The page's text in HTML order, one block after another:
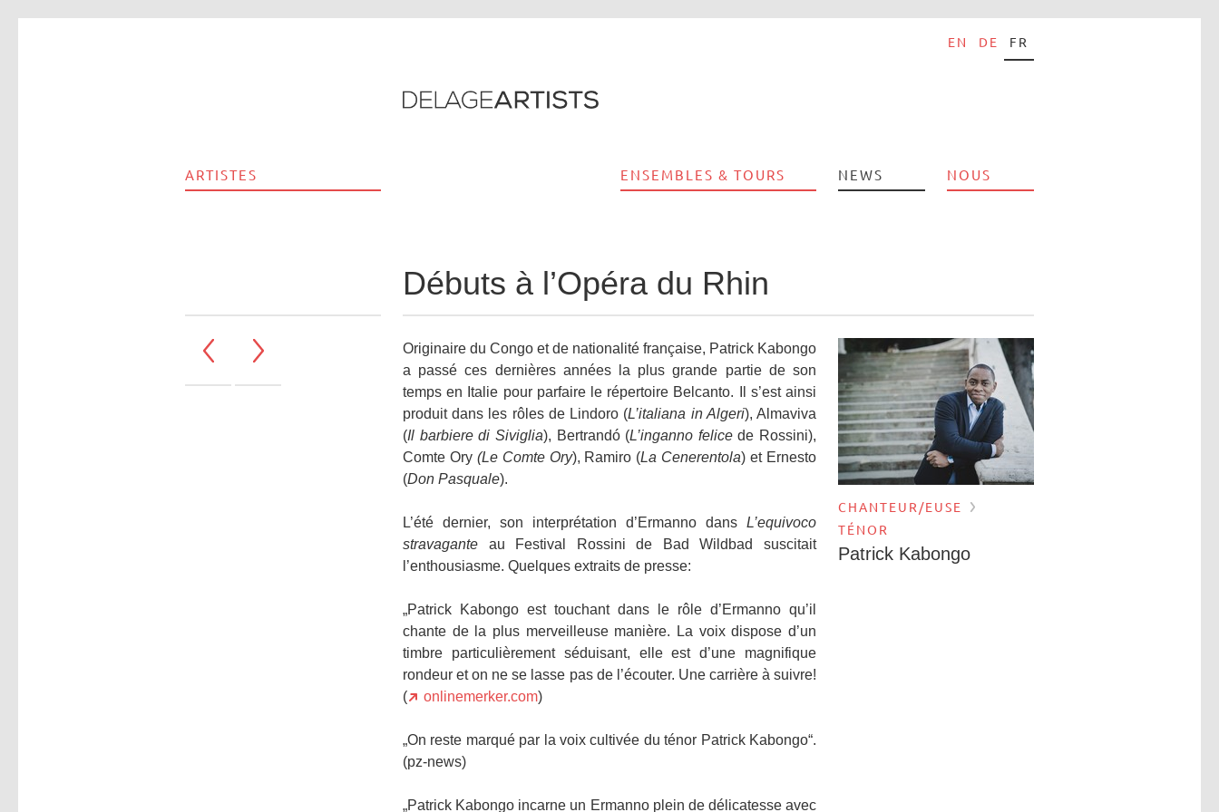
EN DE FR
ARTISTES ENSEMBLES & TOURS NEWS NOUS
Débuts à l’Opéra du Rhin
Originaire du Congo et de nationalité française, Patrick Kabongo
a passé ces dernières années la plus grande partie de son
temps en Italie pour parfaire le répertoire Belcanto. Il s’est ainsi
produit dans les rôles de Lindoro (L’italiana in Algeri), Almaviva
(Il barbiere di Siviglia), Bertrandó (L’inganno felicede Rossini),
Comte Ory (Le Comte Ory), Ramiro (La Cenerentola) et Ernesto
(Don Pasquale).
L’été dernier, son interprétation d’Ermanno dans L’equivoco
stravagante au Festival Rossini de Bad Wildbad suscitait
l’enthousiasme. Quelques extraits de presse:
„Patrick Kabongo est touchant dans le rôle d’Ermanno qu’il
chante de la plus merveilleuse manière. La voix dispose d’un
timbre particulièrement séduisant, elle est d’une magnifique
rondeur et on ne se lasse pas de l’écouter. Une carrière à suivre!
(
onlinemerker.com)
„On reste marqué par la voix cultivée du ténor Patrick Kabongo“.
(pz-news)
„Patrick Kabongo incarne un Ermanno plein de délicatesse avec
CHANTEUR/EUSE
TÉNOR
Patrick Kabongo